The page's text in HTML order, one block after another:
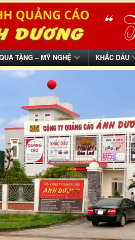
TẶNG – MỸ NGHỆ KHẮC DẤU